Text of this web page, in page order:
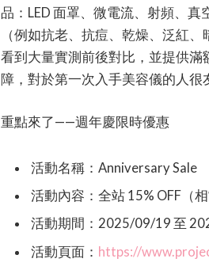
品：LED 面罩、微電流、射頻、
（例如抗老、抗痘、乾燥、泛紅
看到大量實測前後對比，並提供滿
障，對於第一次入手美容儀的人很
重點來了——週年慶限時優惠
活動名稱：Anniversary Sale
活動內容：全站 15% OFF（相
活動期間：2025/09/19 至
活動頁面： https://